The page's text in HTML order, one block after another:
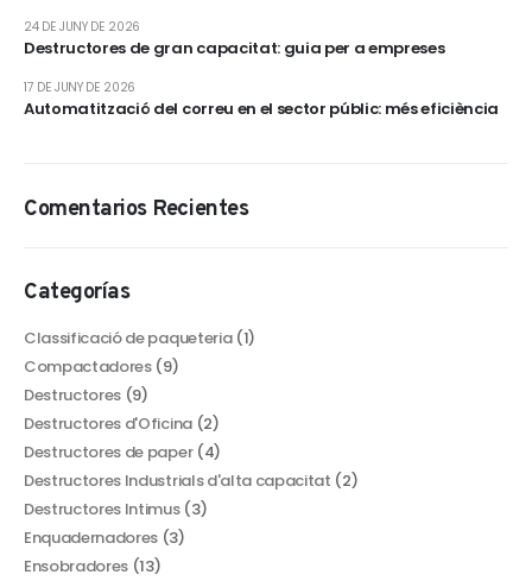
Destructores de gran capacitat: guia per a empreses
24 DE JUNY DE 2026
Automatització del correu en el sector públic: més eficiència
17 DE JUNY DE 2026
Comentarios Recientes
Categorías
Classificació de paqueteria(1)
Compactadores(9)
Destructores (9)
Destructores d'Oficina(2)
Destructores de paper(4)
Destructores Industrials d'alta capacitat (2)
Destructores Intimus(3)
Enquadernadores (3)
Ensobradores (13)